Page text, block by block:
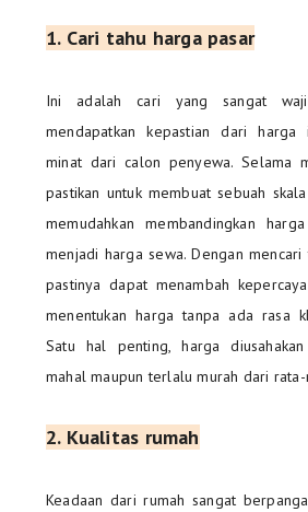
1. Cari tahu harga pasar
Ini adalah cari yang sangat
mendapatkan kepastian dari
minat dari calon penyewa. Selama
pastikan untuk membuat sebuah
memudahkan membandingkan
menjadi harga sewa. Dengan mencari
pastinya dapat menambah
menentukan harga tanpa ada rasa
Satu hal penting, harga
mahal maupun terlalu murah dari
2. Kualitas rumah
Keadaan dari rumah sangat